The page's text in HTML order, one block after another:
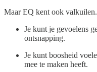
Maar EQ kent ook valkuilen.
Je kunt je gevoelens
ontsnapping.
Je kunt boosheid
mee te maken heeft.